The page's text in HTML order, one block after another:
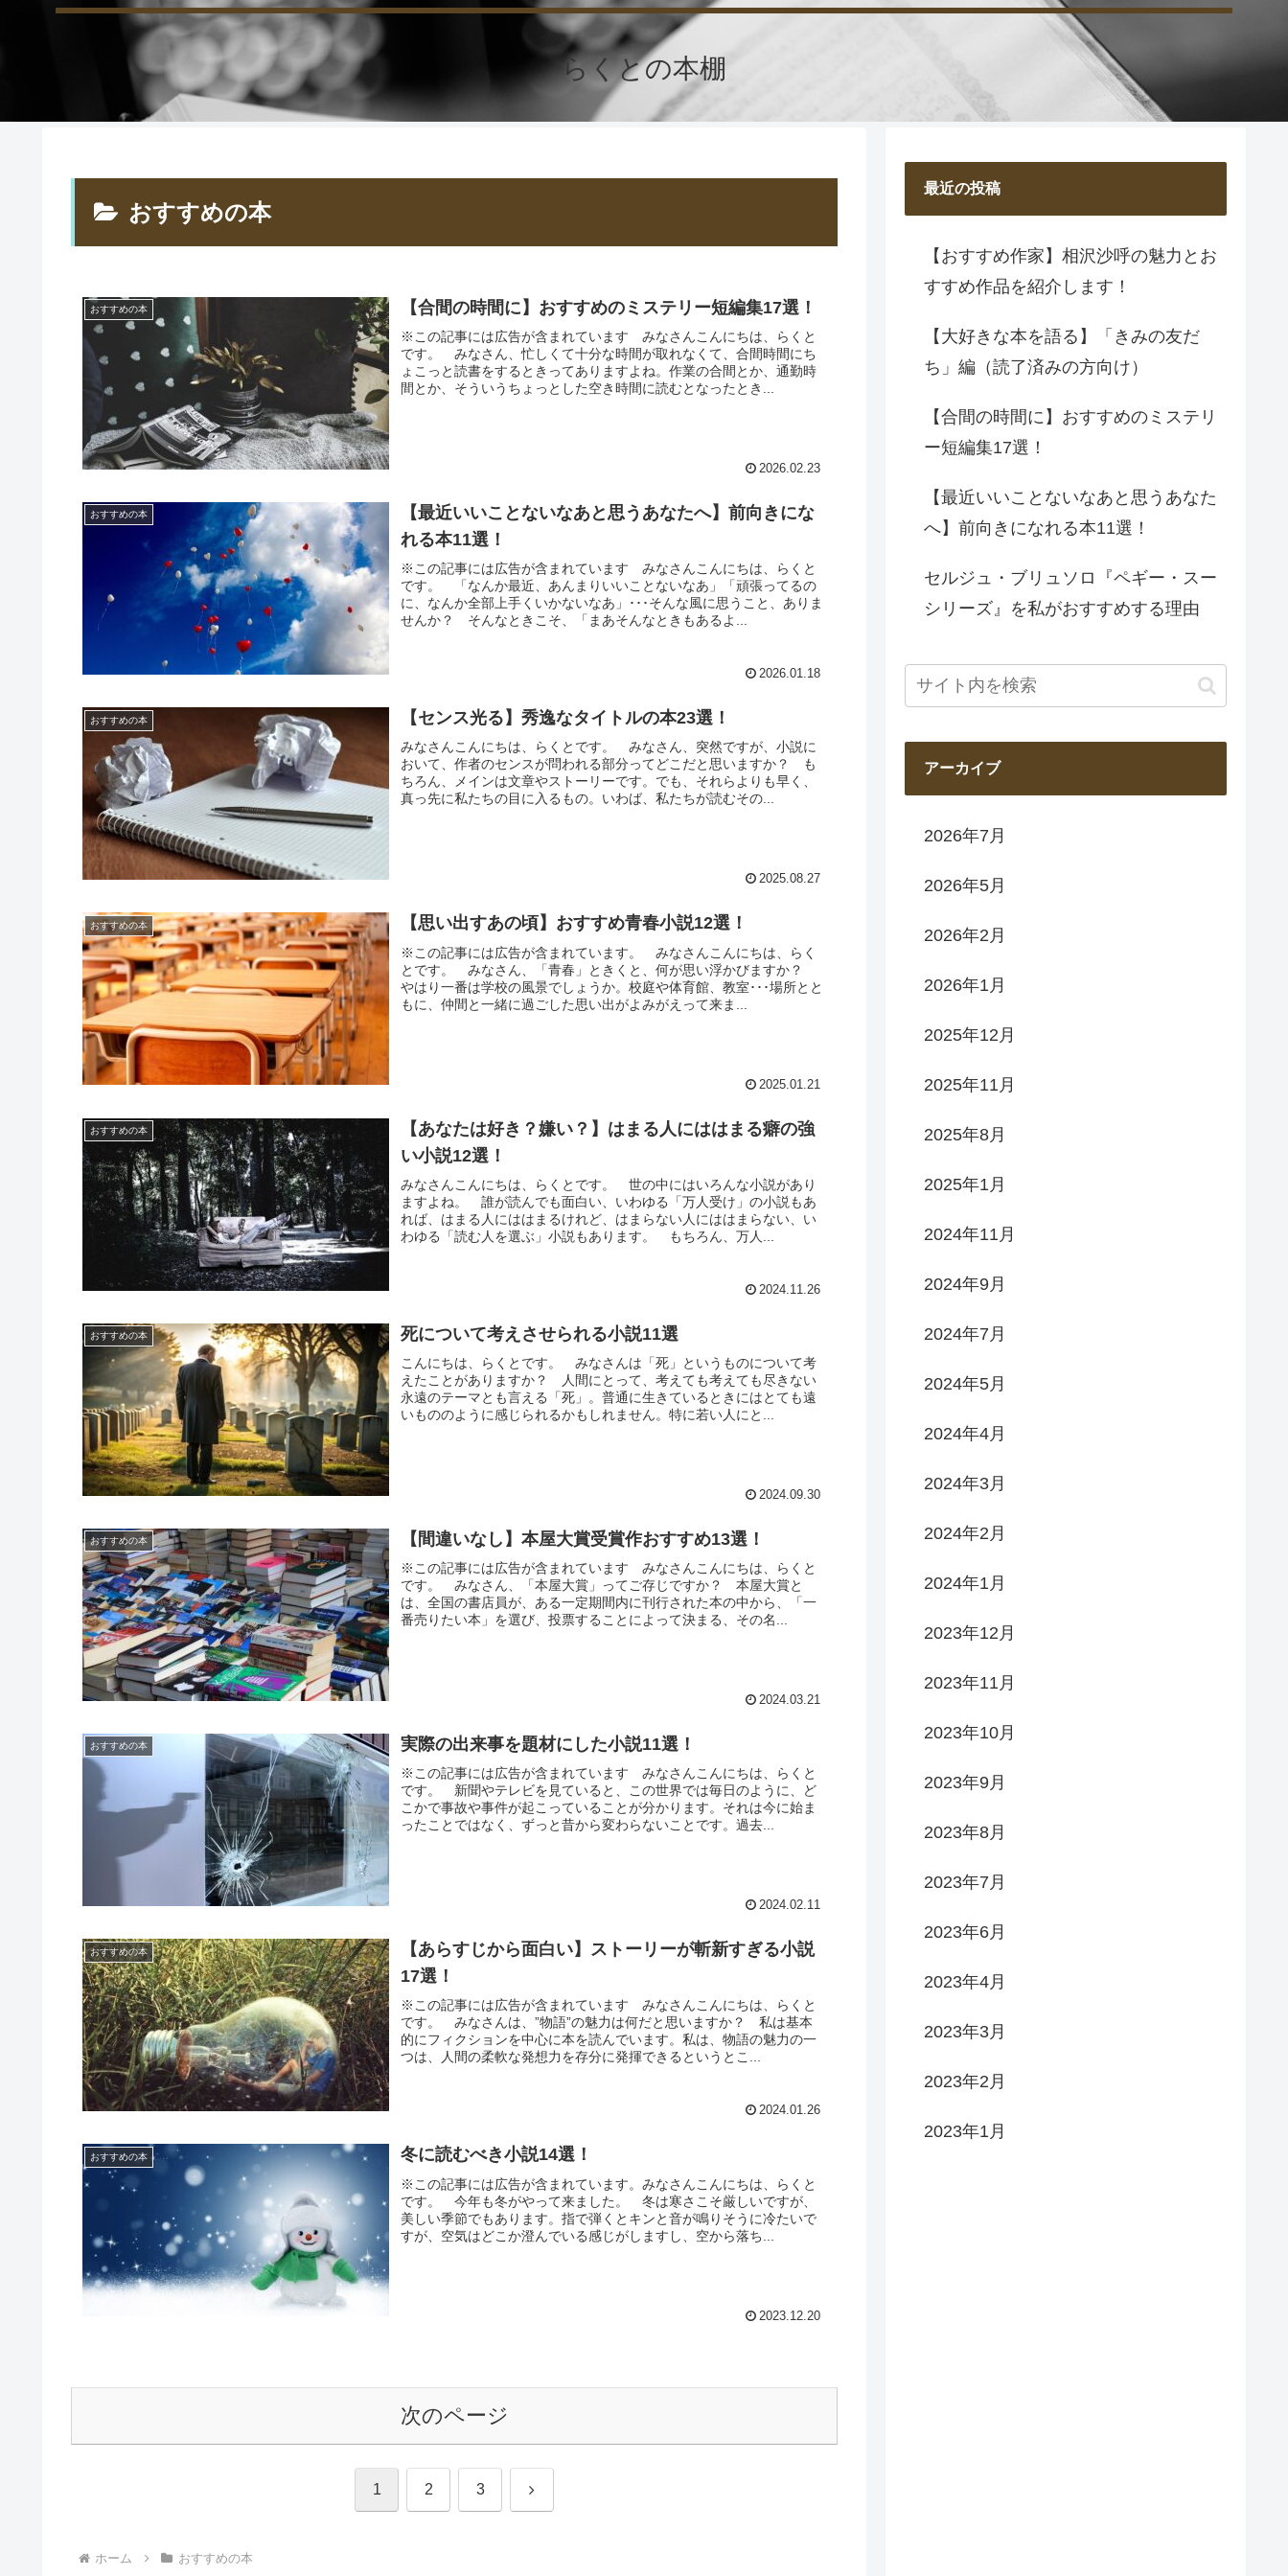
らくとの本棚
おすすめの本
おすすめの本 【合間の時間に】おすすめのミステリー短編集17選！
※この記事には広告が含まれています みなさんこんにちは、らくと
です。 みなさん、忙しくて十分な時間が取れなくて、合間時間にち
ょこっと読書をするときってありますよね。作業の合間とか、通勤時
間とか、そういうちょっとした空き時間に読むとなったとき...
2026.02.23
おすすめの本
【最近いいことないなあと思うあなたへ】前向きにな
れる本11選！
※この記事には広告が含まれています みなさんこんにちは、らくと
です。 「なんか最近、あんまりいいことないなあ」「頑張ってるの
に、なんか全部上手くいかないなあ」･･･そんな風に思うこと、ありま
せんか？ そんなときこそ、「まあそんなときもあるよ...
2026.01.18
おすすめの本 【センス光る】秀逸なタイトルの本23選！
みなさんこんにちは、らくとです。 みなさん、突然ですが、小説に
おいて、作者のセンスが問われる部分ってどこだと思いますか？ も
ちろん、メインは文章やストーリーです。でも、それらよりも早く、
真っ先に私たちの目に入るもの。いわば、私たちが読むその...
2025.08.27
おすすめの本 【思い出すあの頃】おすすめ青春小説12選！
※この記事には広告が含まれています。 みなさんこんにちは、らく
とです。 みなさん、「青春」ときくと、何が思い浮かびますか？
やはり一番は学校の風景でしょうか。校庭や体育館、教室･･･場所とと
もに、仲間と一緒に過ごした思い出がよみがえって来ま...
2025.01.21
おすすめの本
【あなたは好き？嫌い？】はまる人にははまる癖の強
い小説12選！
みなさんこんにちは、らくとです。 世の中にはいろんな小説があり
ますよね。 誰が読んでも面白い、いわゆる「万人受け」の小説もあ
れば、はまる人にははまるけれど、はまらない人にははまらない、い
わゆる「読む人を選ぶ」小説もあります。 もちろん、万人...
2024.11.26
おすすめの本 死について考えさせられる小説11選
こんにちは、らくとです。 みなさんは「死」というものについて考
えたことがありますか？ 人間にとって、考えても考えても尽きない
永遠のテーマとも言える「死」。普通に生きているときにはとても遠
いもののように感じられるかもしれません。特に若い人にと...
2024.09.30
おすすめの本 【間違いなし】本屋大賞受賞作おすすめ13選！
※この記事には広告が含まれています みなさんこんにちは、らくと
です。 みなさん、「本屋大賞」ってご存じですか？ 本屋大賞と
は、全国の書店員が、ある一定期間内に刊行された本の中から、「一
番売りたい本」を選び、投票することによって決まる、その名...
2024.03.21
おすすめの本 実際の出来事を題材にした小説11選！
※この記事には広告が含まれています みなさんこんにちは、らくと
です。 新聞やテレビを見ていると、この世界では毎日のように、ど
こかで事故や事件が起こっていることが分かります。それは今に始ま
ったことではなく、ずっと昔から変わらないことです。過去...
2024.02.11
おすすめの本
【あらすじから面白い】ストーリーが斬新すぎる小説
17選！
※この記事には広告が含まれています みなさんこんにちは、らくと
です。 みなさんは、”物語”の魅力は何だと思いますか？ 私は基本
的にフィクションを中心に本を読んでいます。私は、物語の魅力の一
つは、人間の柔軟な発想力を存分に発揮できるというとこ...
2024.01.26
おすすめの本 冬に読むべき小説14選！
※この記事には広告が含まれています。みなさんこんにちは、らくと
です。 今年も冬がやって来ました。 冬は寒さこそ厳しいですが、
美しい季節でもあります。指で弾くとキンと音が鳴りそうに冷たいで
すが、空気はどこか澄んでいる感じがしますし、空から落ち...
2023.12.20
次のページ
1 2 3 次
ホーム おすすめの本
最近の投稿
【おすすめ作家】相沢沙呼の魅力とお
すすめ作品を紹介します！
【大好きな本を語る】「きみの友だ
ち」編（読了済みの方向け）
【合間の時間に】おすすめのミステリ
ー短編集17選！
【最近いいことないなあと思うあなた
へ】前向きになれる本11選！
セルジュ・ブリュソロ『ペギー・スー
シリーズ』を私がおすすめする理由
アーカイブ
2026年7月
2026年5月
2026年2月
2026年1月
2025年12月
2025年11月
2025年8月
2025年1月
2024年11月
2024年9月
2024年7月
2024年5月
2024年4月
2024年3月
2024年2月
2024年1月
2023年12月
2023年11月
2023年10月
2023年9月
2023年8月
2023年7月
2023年6月
2023年4月
2023年3月
2023年2月
2023年1月